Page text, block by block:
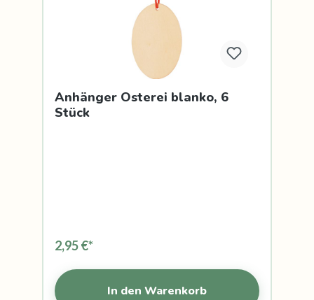
Anhänger Osterei blanko, 6
Stück
2,95 €*
In den Warenkorb